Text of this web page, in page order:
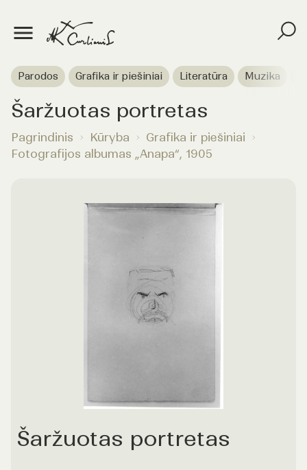
Parodos Grafika ir piešiniai Literatūra Muzika
Šaržuotas portretas
Pagrindinis Kūryba
Grafika ir piešiniai
Fotografijos albumas „Anapa“, 1905
Šaržuotas portretas